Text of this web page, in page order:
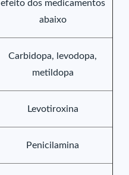
efeito dos medicamentos
abaixo
Carbidopa, levodopa,
metildopa
Levotiroxina
Penicilamina